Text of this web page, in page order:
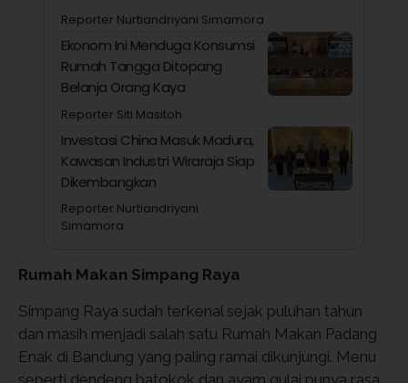
Reporter Nurtiandriyani Simamora
Ekonom Ini Menduga Konsumsi
Rumah Tangga Ditopang
Belanja Orang Kaya
Reporter Siti Masitoh
Investasi China Masuk Madura,
Kawasan Industri Wiraraja Siap
Dikembangkan
Reporter Nurtiandriyani
Simamora
Rumah Makan Simpang Raya
Simpang Raya sudah terkenal sejak puluhan tahun
dan masih menjadi salah satu Rumah Makan Padang
Enak di Bandung yang paling ramai dikunjungi. Menu
seperti dendeng batokok dan ayam gulai punya rasa